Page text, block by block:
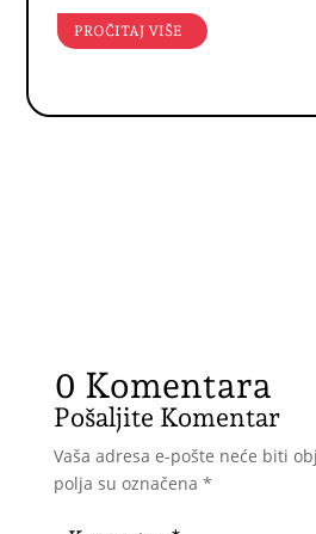
PROČITAJ VIŠE
0 Komentara
Pošaljite Komentar
Vaša adresa e-pošte neće biti
polja su označena *